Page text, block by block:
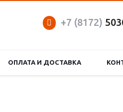
+7 (8172)
ОПЛАТА И ДОСТАВКА